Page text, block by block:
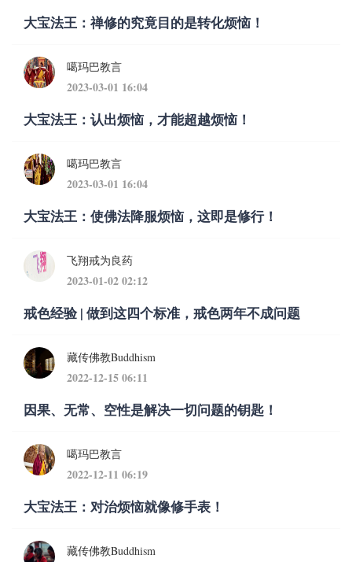
大宝法王：禅修的究竟目的是转化烦恼！
噶玛巴教言
2023-03-01 16:04
大宝法王：认出烦恼，才能超越烦恼！
噶玛巴教言
2023-03-01 16:04
大宝法王：使佛法降服烦恼，这即是修行！
飞翔戒为良药
2023-01-02 02:12
戒色经验 | 做到这四个标准，戒色两年不成问题
藏传佛教Buddhism
2022-12-15 06:11
因果、无常、空性是解决一切问题的钥匙！
噶玛巴教言
2022-12-11 06:19
大宝法王：对治烦恼就像修手表！
藏传佛教Buddhism